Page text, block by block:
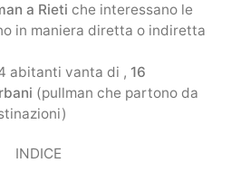
a Rieti che interessano le
in maniera diretta o indiretta
abitanti vanta di , 16
(pullman che partono da
INDICE